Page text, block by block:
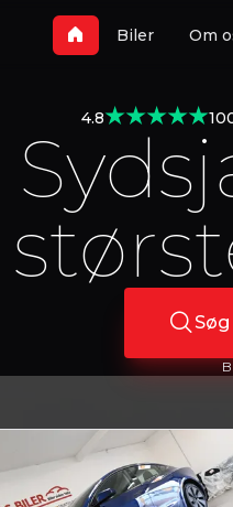
Biler Om
4.8